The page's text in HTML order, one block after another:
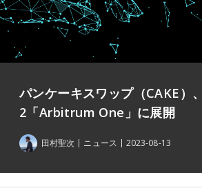
パンケーキスワップ（CAKE）
2「Arbitrum One」に展開
田村聖次 ニュース 2023-08-13